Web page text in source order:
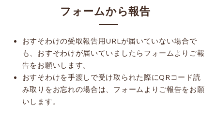
フォームから報告
おすそわけの受取報告用URLが届いていない場合で
も、おすそわけが届いていましたらフォームよりご報
告をお願いします。
おすそわけを手渡しで受け取られた際にQRコード読
み取りをお忘れの場合は、フォームよりご報告をお願
いします。